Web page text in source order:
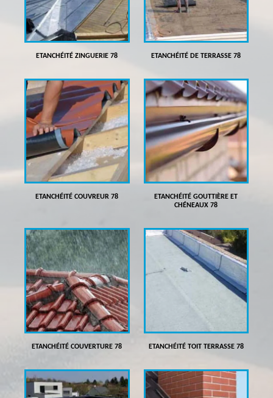
ETANCHÉITÉ ZINGUERIE 78 ETANCHÉITÉ DE TERRASSE 78
ETANCHÉITÉ COUVREUR 78
ETANCHÉITÉ GOUTTIÈRE ET
CHÉNEAUX 78
ETANCHÉITÉ COUVERTURE 78 ETANCHÉITÉ TOIT TERRASSE 78